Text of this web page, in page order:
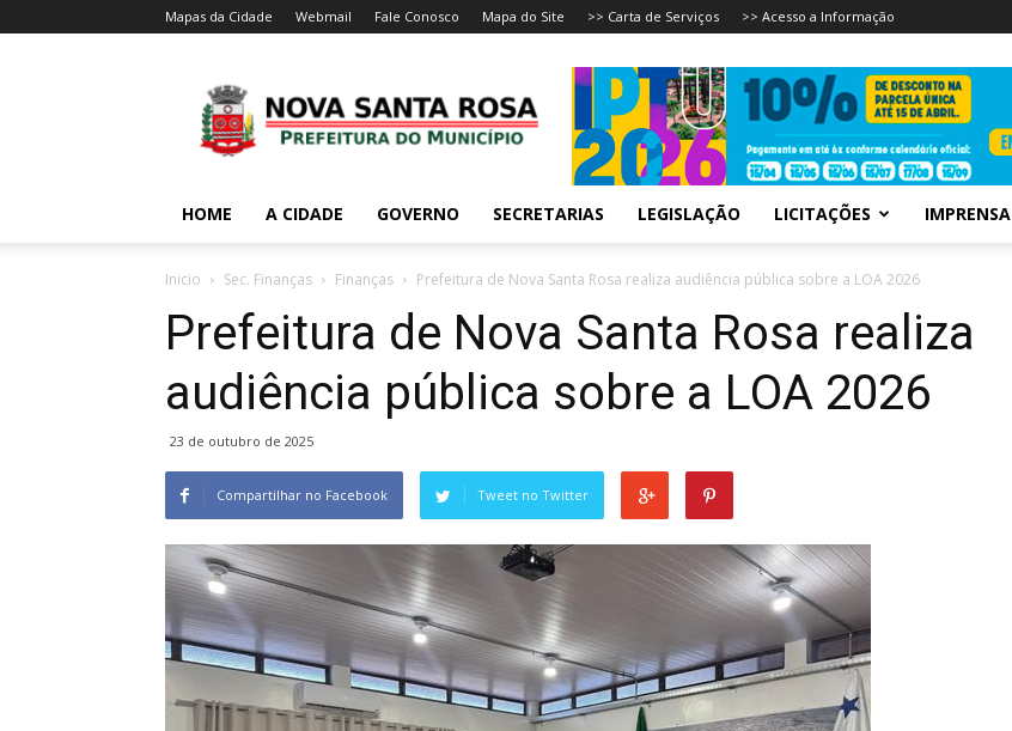
Mapas da Cidade Webmail Fale Conosco Mapa do Site >> Carta de Serviços >> Acesso a Informação
HOME A CIDADE GOVERNO SECRETARIAS LEGISLAÇÃO LICITAÇÕES IMPRENSA
Inicio Sec. Finanças Finanças Prefeitura de Nova Santa Rosa realiza audiência pública sobre a LOA 2026
Prefeitura de Nova Santa Rosa realiza
audiência pública sobre a LOA 2026
23 de outubro de 2025
Compartilhar no Facebook Tweet no Twitter